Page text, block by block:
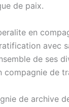
de paix.
en
avec
de ses
compagnie de
de archive